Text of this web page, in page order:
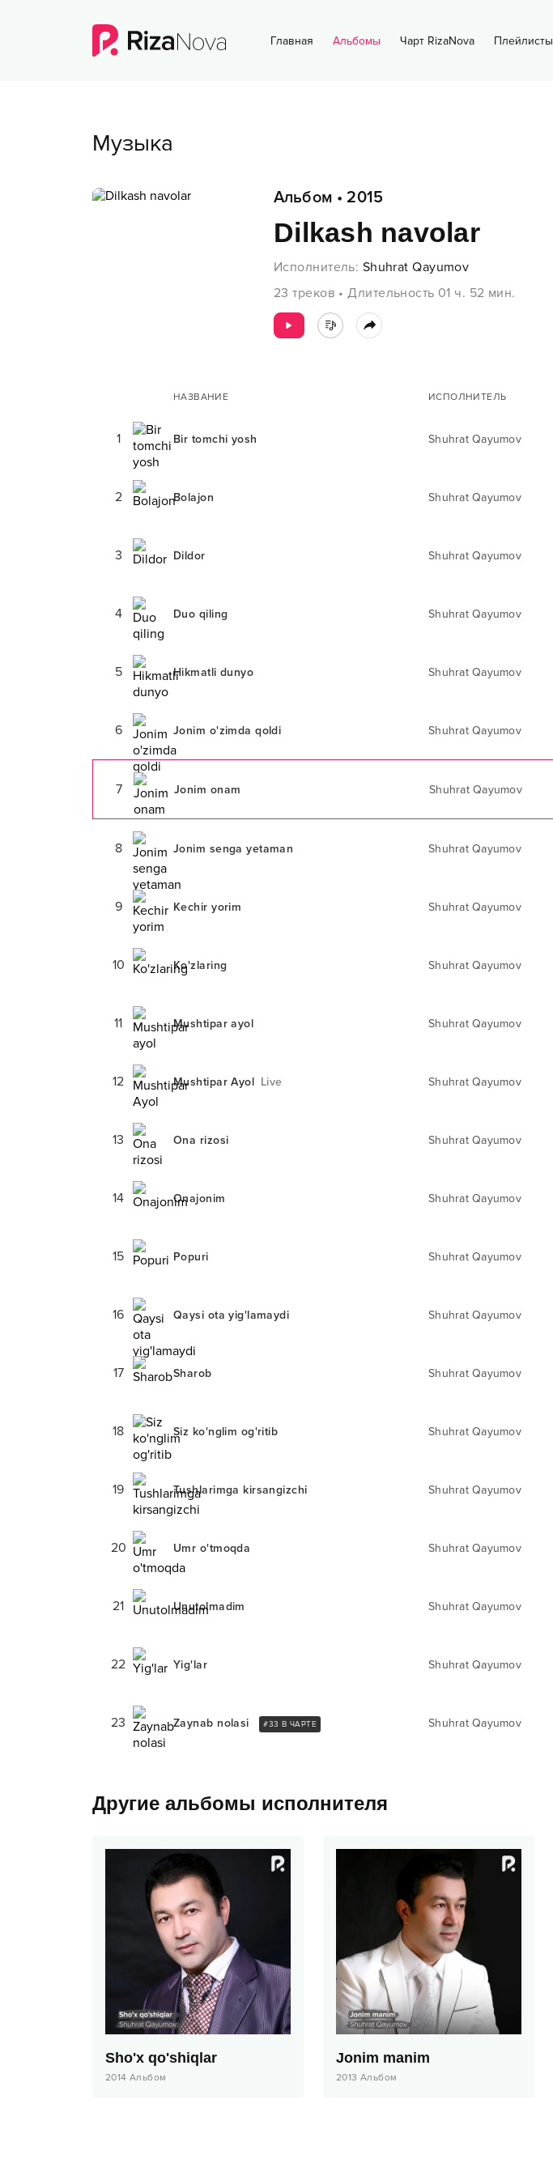
Главная Альбомы Чарт RizaNova Плейлисты
Музыка
Альбом • 2015
Dilkash navolar
Исполнитель: Shuhrat Qayumov
23 треков •Длительность 01 ч. 52 мин.
НАЗВАНИЕ ИСПОЛНИТЕЛЬ
1 Bir tomchi yosh Shuhrat Qayumov
2 Bolajon Shuhrat Qayumov
3 Dildor Shuhrat Qayumov
4 Duo qiling Shuhrat Qayumov
5 Hikmatli dunyo Shuhrat Qayumov
6 Jonim o'zimda qoldi Shuhrat Qayumov
7 Jonim onam Shuhrat Qayumov
8 Jonim senga yetaman Shuhrat Qayumov
9 Kechir yorim Shuhrat Qayumov
10 Ko'zlaring Shuhrat Qayumov
11 Mushtipar ayol Shuhrat Qayumov
12 Mushtipar Ayol Live Shuhrat Qayumov
13 Ona rizosi Shuhrat Qayumov
14 Onajonim Shuhrat Qayumov
15 Popuri Shuhrat Qayumov
16 Qaysi ota yig'lamaydi Shuhrat Qayumov
17 Sharob Shuhrat Qayumov
18 Siz ko'nglim og'ritib Shuhrat Qayumov
19 Tushlarimga kirsangizchi Shuhrat Qayumov
20 Umr o'tmoqda Shuhrat Qayumov
21 Unutolmadim Shuhrat Qayumov
22 Yig'lar Shuhrat Qayumov
23 Zaynab nolasi #33 В ЧАРТЕ Shuhrat Qayumov
Другие альбомы исполнителя
Sho'x qo'shiqlar
2014 Альбом
Jonim manim
2013 Альбом